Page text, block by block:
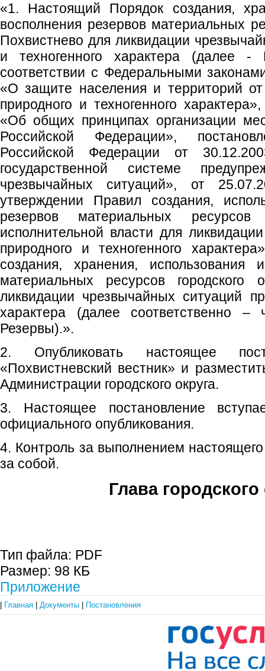
«1. Настоящий Порядок создания,
восполнения резервов материальных
Похвистнево для ликвидации
и техногенного характера (далее -
соответствии с Федеральными
«О защите населения и территорий
природного и техногенного
«Об общих принципах организации
Российской Федерации»,
Российской Федерации от
государственной системе
чрезвычайных ситуаций», от
утверждении Правил создания,
резервов материальных
исполнительной власти для
природного и техногенного
создания, хранения, использования
материальных ресурсов городского
ликвидации чрезвычайных ситуаций
характера (далее соответственно –
Резервы).».
2. Опубликовать настоящее
«Похвистневский вестник» и
Администрации городского округа.
3. Настоящее постановление
официального опубликования.
4. Контроль за выполнением
за собой.
Глава городского
Тип файла: PDF
Размер: 98 КБ
Приложение
Главная Документы Постановления